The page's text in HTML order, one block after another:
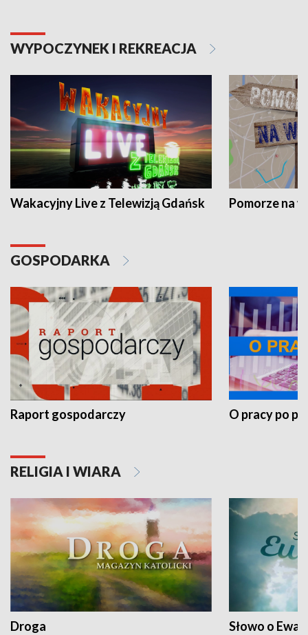
WYPOCZYNEK I REKREACJA
Wakacyjny Live z Telewizją Gdańsk Pomorze na
GOSPODARKA
Raport gospodarczy O pracy po
RELIGIA I WIARA
Droga Słowo o